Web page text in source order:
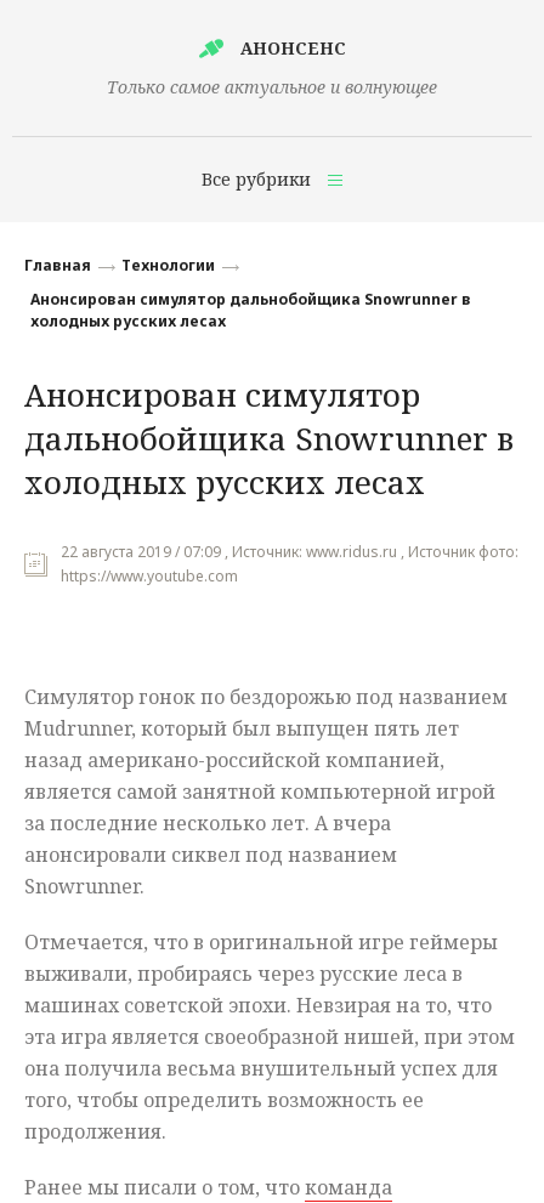
АНОНСЕНС
Только самое актуальное и волнующее
Все рубрики
Финансы
Наука
Культура
Общество
Мнения
Главная
Технологии
Анонсирован симулятор дальнобойщика Snowrunner в
холодных русских лесах
Анонсирован симулятор
дальнобойщика Snowrunner в
холодных русских лесах
22 августа 2019 / 07:09 , Источник: www.ridus.ru , Источник фото:
https://www.youtube.com
Симулятор гонок по бездорожью под названием
Mudrunner, который был выпущен пять лет
назад американо-российской компанией,
является самой занятной компьютерной игрой
за последние несколько лет. А вчера
анонсировали сиквел под названием
Snowrunner.
Отмечается, что в оригинальной игре геймеры
выживали, пробираясь через русские леса в
машинах советской эпохи. Невзирая на то, что
эта игра является своеобразной нишей, при этом
она получила весьма внушительный успех для
того, чтобы определить возможность ее
продолжения.
Ранее мы писали о том, чтокоманда